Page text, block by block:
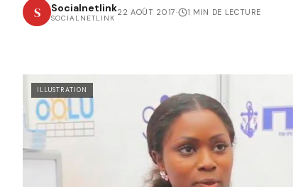
S Socialnetlink
SOCIALNETLINK
22 AOÛT 2017· 1 MIN DE LECTURE
ILLUSTRATION